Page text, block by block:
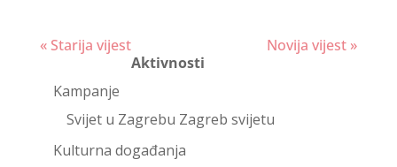
Continue
« Starija vijest
Novija vijest »
Aktivnosti
Kampanje
Svijet u Zagrebu Zagreb svijetu
Kulturna događanja